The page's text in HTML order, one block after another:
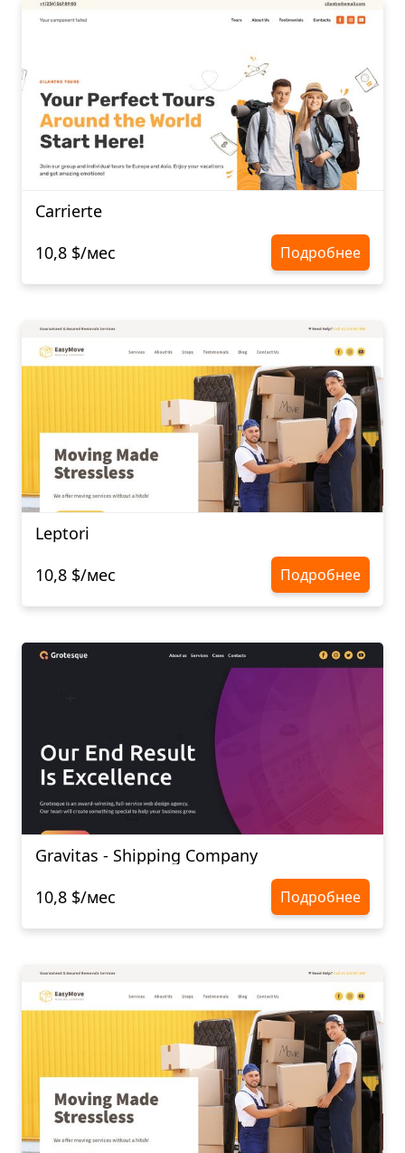
Carrierte
10,8 $/мес
Подробнее
Leptori
10,8 $/мес
Подробнее
Gravitas - Shipping Company
10,8 $/мес
Подробнее